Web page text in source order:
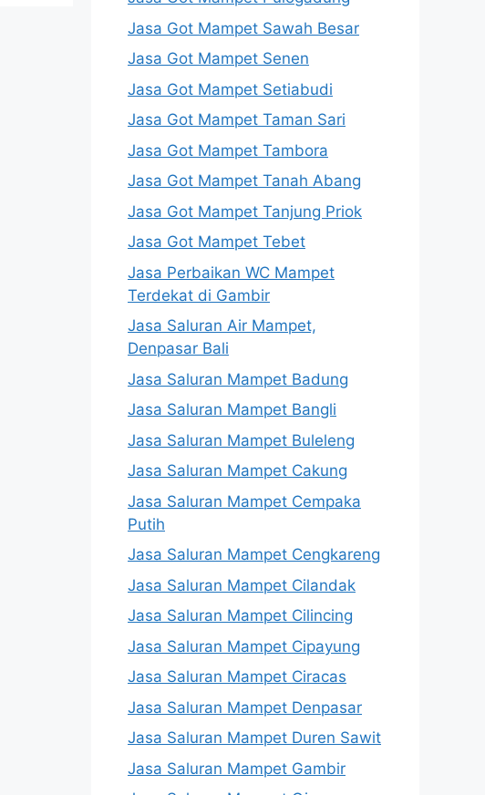
Jasa Got Mampet Sawah Besar
Jasa Got Mampet Senen
Jasa Got Mampet Setiabudi
Jasa Got Mampet Taman Sari
Jasa Got Mampet Tambora
Jasa Got Mampet Tanah Abang
Jasa Got Mampet Tanjung Priok
Jasa Got Mampet Tebet
Jasa Perbaikan WC Mampet
Terdekat di Gambir
Jasa Saluran Air Mampet,
Denpasar Bali
Jasa Saluran Mampet Badung
Jasa Saluran Mampet Bangli
Jasa Saluran Mampet Buleleng
Jasa Saluran Mampet Cakung
Jasa Saluran Mampet Cempaka
Putih
Jasa Saluran Mampet Cengkareng
Jasa Saluran Mampet Cilandak
Jasa Saluran Mampet Cilincing
Jasa Saluran Mampet Cipayung
Jasa Saluran Mampet Ciracas
Jasa Saluran Mampet Denpasar
Jasa Saluran Mampet Duren Sawit
Jasa Saluran Mampet Gambir